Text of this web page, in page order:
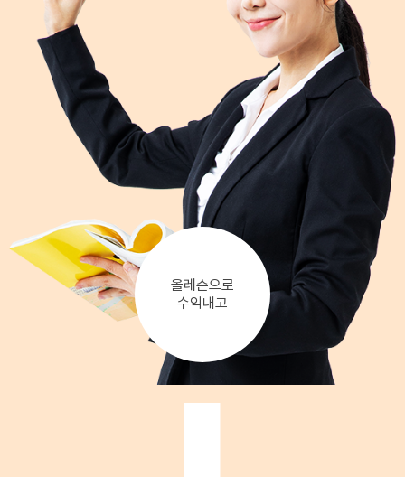
올레슨으로
수익내고